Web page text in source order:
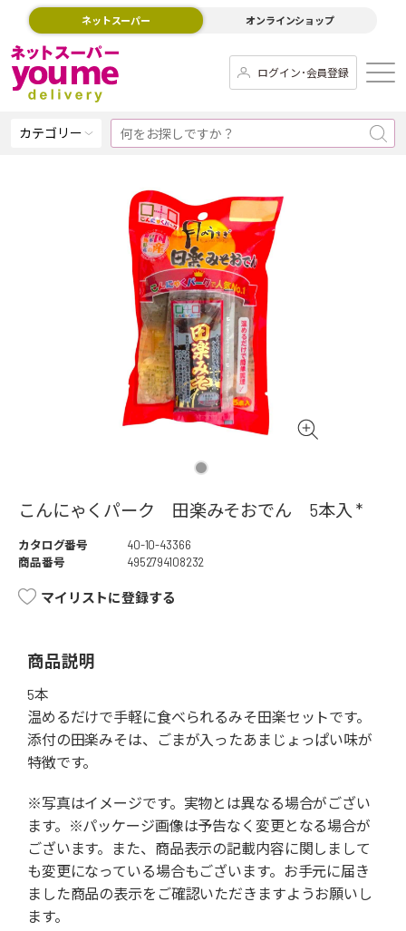
ネットスーパー オンラインショップ
ログイン･会員登録
カテゴリー
こんにゃくパーク 田楽みそおでん 5本入 *
カタログ番号
40-10-43366
商品番号
4952794108232
マイリストに登録する
商品説明
5本
温めるだけで手軽に食べられるみそ田楽セットです。
添付の田楽みそは、ごまが入ったあまじょっぱい味が
特徴です。
※写真はイメージです。実物とは異なる場合がござい
ます。※パッケージ画像は予告なく変更となる場合が
ございます。また、商品表示の記載内容に関しまして
も変更になっている場合もございます。お手元に届き
ました商品の表示をご確認いただきますようお願いし
ます。